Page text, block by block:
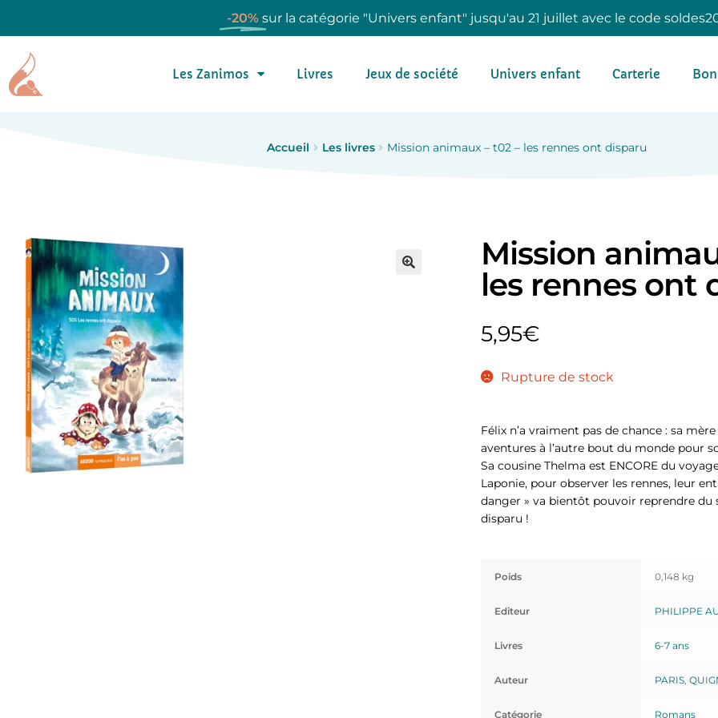
-20% sur la catégorie "Univers enfant" jusqu'au 21 juillet avec le code
Les Zanimos Livres Jeux de société Univers enfant Carterie
Accueil Les livres Mission animaux – t02 – les rennes ont disparu
Mission
les rennes ont
5,95€
Rupture de stock
Félix n’a vraiment pas de chance : sa mère
aventures à l’autre bout du monde pour
Sa cousine Thelma est ENCORE du
Laponie, pour observer les rennes, leur
danger » va bientôt pouvoir reprendre du
disparu !
Poids 0,148 kg
Editeur PHILIPPE
Livres 6-7 ans
Auteur PARIS,
Catégorie Romans